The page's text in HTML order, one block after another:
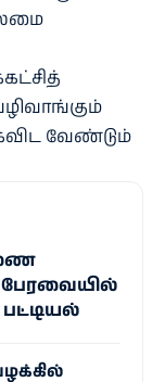
வேண்டும்
பேரவையில்
பட்டியல்